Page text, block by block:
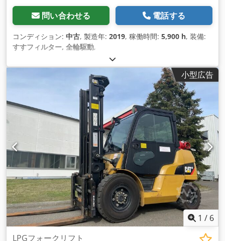
問い合わせる 電話する
コンディション: 中古, 製造年: 2019, 稼働時間: 5,900 h, 装備:
すすフィルター, 全輪駆動,
小型広告
1 / 6
LPGフォークリフト